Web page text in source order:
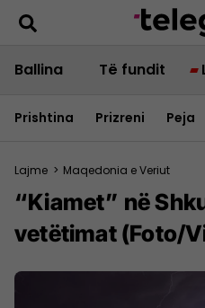
Ballina Të fundit
Prishtina Prizreni Peja
Lajme > Maqedonia e Veriut
“Kiamet” në
vetëtimat (Foto/